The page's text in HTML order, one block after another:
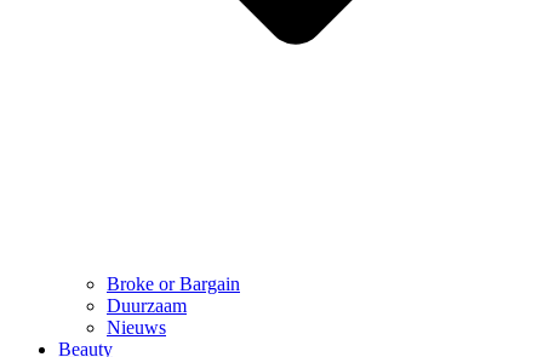
Broke or Bargain
Duurzaam
Nieuws
Beauty